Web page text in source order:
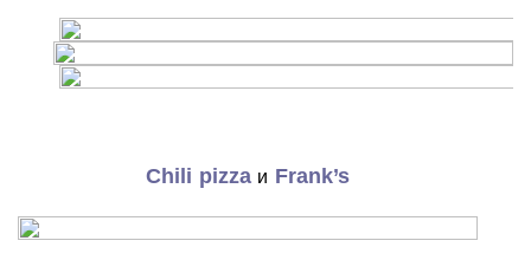
Chili pizza и Frank’s